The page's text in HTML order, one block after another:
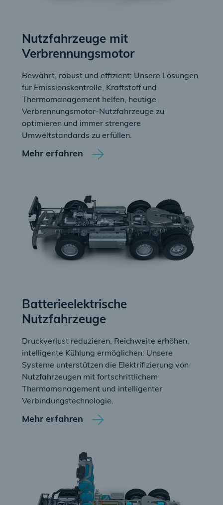
Nutzfahrzeuge mit
Verbrennungsmotor
Bewährt, robust und effizient: Unsere Lösungen
für Emissionskontrolle, Kraftstoff und
Thermomanagement helfen, heutige
Verbrennungsmotor-Nutzfahrzeuge zu
optimieren und immer strengere
Umweltstandards zu erfüllen.
Mehr erfahren
Batterieelektrische
Nutzfahrzeuge
Druckverlust reduzieren, Reichweite erhöhen,
intelligente Kühlung ermöglichen: Unsere
Systeme unterstützen die Elektrifizierung von
Nutzfahrzeugen mit fortschrittlichem
Thermomanagement und intelligenter
Verbindungstechnologie.
Mehr erfahren